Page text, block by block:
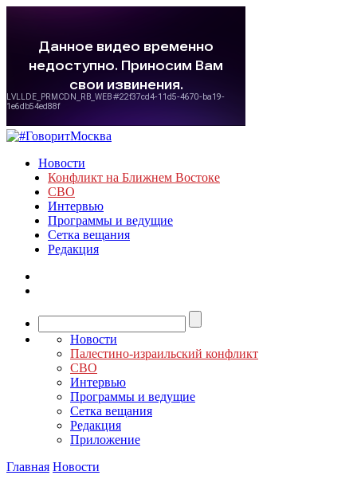
Новости
Конфликт на Ближнем Востоке
СВО
Интервью
Программы и ведущие
Сетка вещания
Редакция
Новости
Палестино-израильский конфликт
СВО
Интервью
Программы и ведущие
Сетка вещания
Редакция
Приложение
Главная Новости